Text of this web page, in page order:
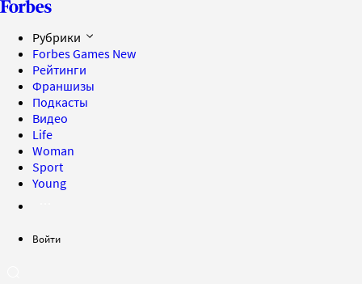
Рубрики
Forbes Games New
Рейтинги
Франшизы
Подкасты
Видео
Life
Woman
Sport
Young
Войти